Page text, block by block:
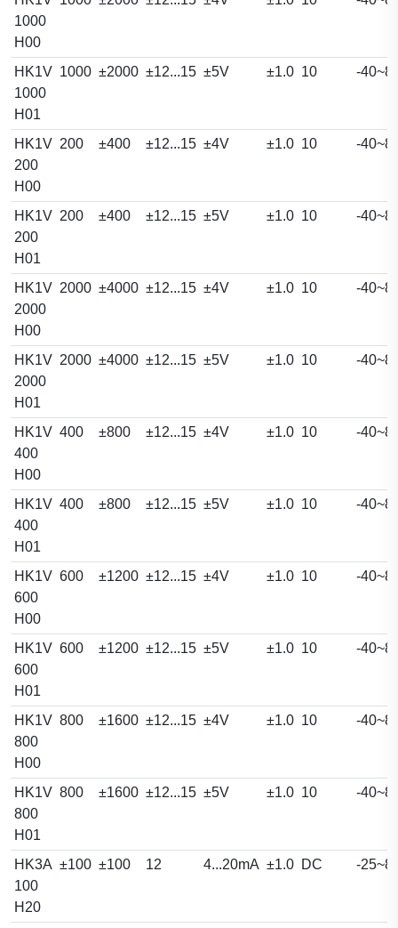
1000
H00
HK1V
1000
H01
1000 ±2000 ±12...15 ±5V ±1.0 10 -
HK1V
200
H00
200 ±400 ±12...15 ±4V ±1.0 10 -
HK1V
200
H01
200 ±400 ±12...15 ±5V ±1.0 10 -
HK1V
2000
H00
2000 ±4000 ±12...15 ±4V ±1.0 10 -
HK1V
2000
H01
2000 ±4000 ±12...15 ±5V ±1.0 10 -
HK1V
400
H00
400 ±800 ±12...15 ±4V ±1.0 10 -
HK1V
400
H01
400 ±800 ±12...15 ±5V ±1.0 10 -
HK1V
600
H00
600 ±1200 ±12...15 ±4V ±1.0 10 -
HK1V
600
H01
600 ±1200 ±12...15 ±5V ±1.0 10 -
HK1V
800
H00
800 ±1600 ±12...15 ±4V ±1.0 10 -
HK1V
800
H01
800 ±1600 ±12...15 ±5V ±1.0 10 -
HK3A
100
H20
±100 ±100 12 4...20mA ±1.0 DC -